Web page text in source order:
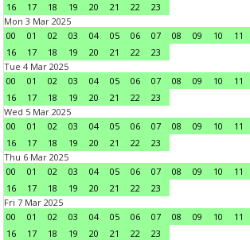
16
17 18 19 20 21 22
23
Mon 3 Mar 2025
00
01 02 03 04 05 06 07 08 09 10 11
16
17 18 19 20 21 22
23
Tue 4 Mar 2025
00
01 02 03 04 05 06 07 08 09 10 11
16
17 18 19 20 21 22
23
Wed 5 Mar 2025
00
01 02 03 04 05 06 07 08 09 10 11
16
17 18 19 20 21 22
23
Thu 6 Mar 2025
00
01 02 03 04 05 06 07 08 09 10 11
16
17 18 19 20 21 22
23
Fri 7 Mar 2025
00
01 02 03 04 05 06 07 08 09 10 11
16
17 18 19 20 21 22
23